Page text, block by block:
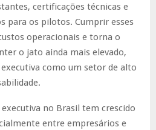
certificações técnicas e
para os pilotos. Cumprir esses
operacionais e torna o
o jato ainda mais elevado,
como um setor de alto
no Brasil tem crescido
entre empresários e